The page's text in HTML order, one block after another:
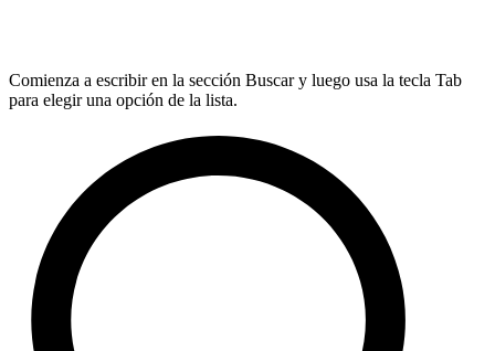
Comienza a escribir en la sección Buscar y luego usa la tecla Tab
para elegir una opción de la lista.